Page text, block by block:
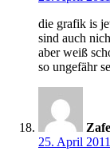
die grafik is
sind auch
aber weiß
so ungefähr
25. April